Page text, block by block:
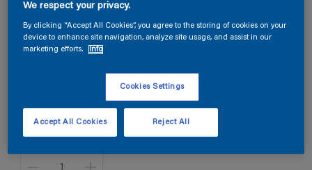
G4.07.77
Changer de couleur
Taille de l’emballage
Quantité
We respect your privacy.
By clicking “Accept All Cookies”, you agree to the storing of cookies on your
device to enhance site navigation, analyze site usage, and assist in our
marketing efforts.
Info
Cookies Settings
Reject All
Accept All Cookies